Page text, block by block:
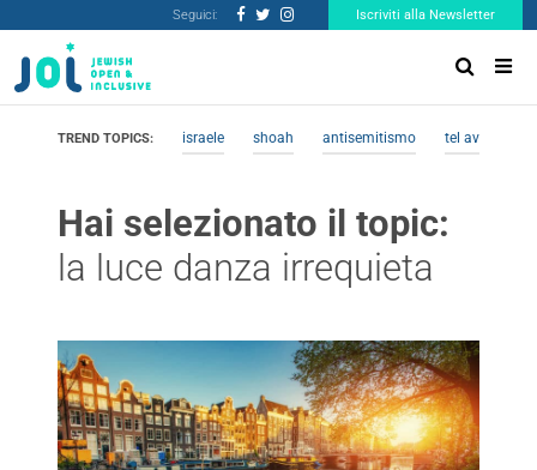
Seguici: Iscriviti alla Newsletter
TREND TOPICS: israele shoah antisemitismo tel aviv
Hai selezionato il topic:
la luce danza irrequieta